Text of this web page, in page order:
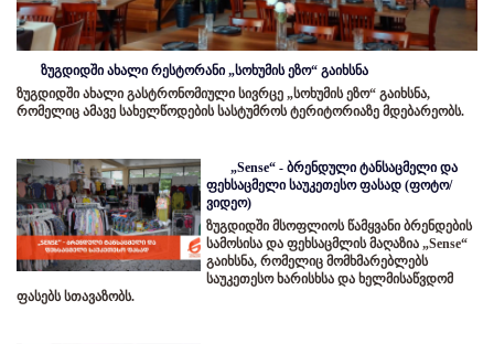
ზუგდიდში ახალი რესტორანი „სოხუმის ეზო“ გაიხსნა
ზუგდიდში ახალი გასტრონომიული სივრცე „სოხუმის ეზო“ გაიხსნა,
რომელიც ამავე სახელწოდების სასტუმროს ტერიტორიაზე მდებარეობს.
„Sense“ - ბრენდული ტანსაცმელი და
ფეხსაცმელი საუკეთესო ფასად (ფოტო/
ვიდეო)
ზუგდიდში მსოფლიოს წამყვანი ბრენდების
სამოსისა და ფეხსაცმლის მაღაზია „Sense“
გაიხსნა, რომელიც მომხმარებლებს
საუკეთესო ხარისხსა და ხელმისაწვდომ
ფასებს სთავაზობს.